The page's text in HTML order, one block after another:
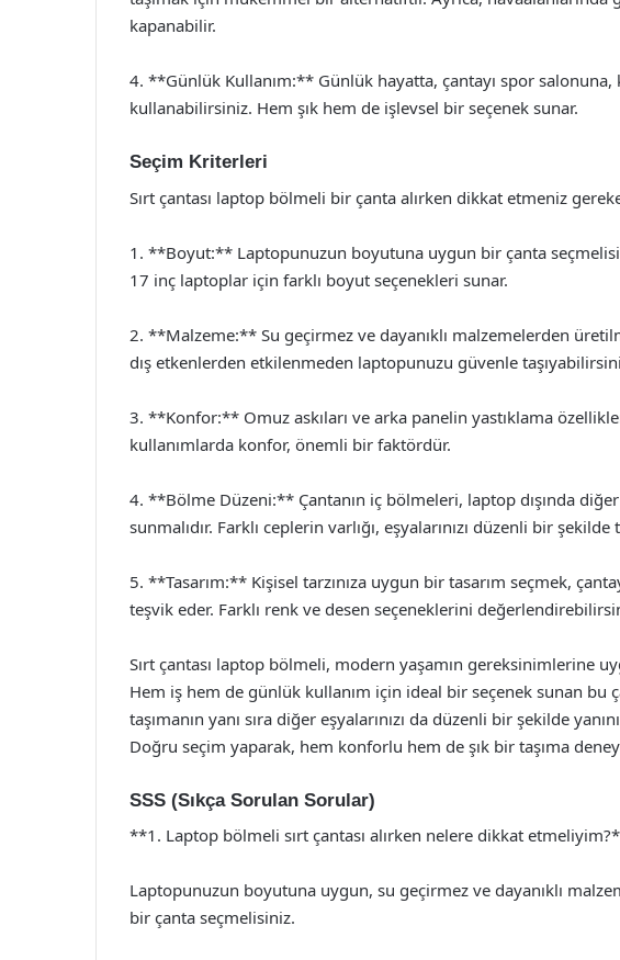
kapanabilir.
4. **Günlük Kullanım:** Günlük hayatta, çantayı spor salonuna,
kullanabilirsiniz. Hem şık hem de işlevsel bir seçenek sunar.
Seçim Kriterleri
Sırt çantası laptop bölmeli bir çanta alırken dikkat etmeniz
1. **Boyut:** Laptopunuzun boyutuna uygun bir çanta
17 inç laptoplar için farklı boyut seçenekleri sunar.
2. **Malzeme:** Su geçirmez ve dayanıklı malzemelerden
dış etkenlerden etkilenmeden laptopunuzu güvenle
3. **Konfor:** Omuz askıları ve arka panelin yastıklama
kullanımlarda konfor, önemli bir faktördür.
4. **Bölme Düzeni:** Çantanın iç bölmeleri, laptop dışında diğer
sunmalıdır. Farklı ceplerin varlığı, eşyalarınızı düzenli bir şekilde
5. **Tasarım:** Kişisel tarzınıza uygun bir tasarım seçmek,
teşvik eder. Farklı renk ve desen seçeneklerini
Sırt çantası laptop bölmeli, modern yaşamın gereksinimlerine
Hem iş hem de günlük kullanım için ideal bir seçenek sunan
taşımanın yanı sıra diğer eşyalarınızı da düzenli bir şekilde
Doğru seçim yaparak, hem konforlu hem de şık bir taşıma
SSS (Sıkça Sorulan Sorular)
**1. Laptop bölmeli sırt çantası alırken nelere dikkat
Laptopunuzun boyutuna uygun, su geçirmez ve dayanıklı
bir çanta seçmelisiniz.